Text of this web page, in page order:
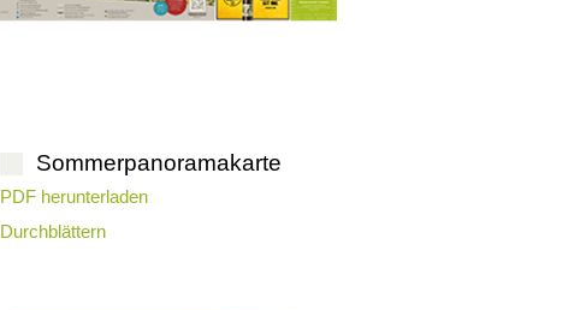
Sommerpanoramakarte
PDF herunterladen
Durchblättern